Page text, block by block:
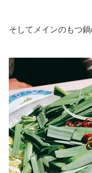
そしてメインのもつ